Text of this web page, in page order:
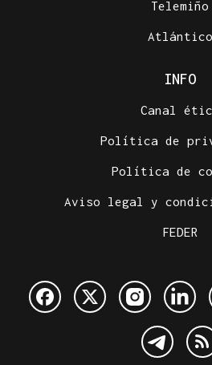
Telemiño
Atlántico
INFO
Canal
Política de
Política de
Aviso legal y
FEDER